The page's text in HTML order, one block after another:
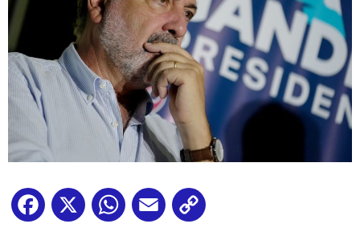
Facebook
X WhatsApp
Email